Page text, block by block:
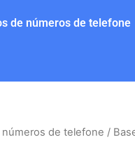
de números de telefone
de telefone /